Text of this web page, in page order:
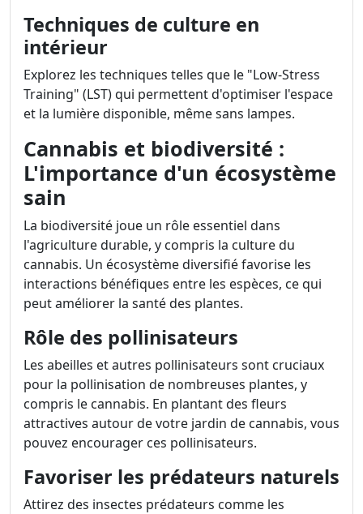
Techniques de culture en
intérieur
Explorez les techniques telles que le "Low-Stress
Training" (LST) qui permettent d'optimiser l'espace
et la lumière disponible, même sans lampes.
Cannabis et biodiversité :
L'importance d'un écosystème
sain
La biodiversité joue un rôle essentiel dans
l'agriculture durable, y compris la culture du
cannabis. Un écosystème diversifié favorise les
interactions bénéfiques entre les espèces, ce qui
peut améliorer la santé des plantes.
Rôle des pollinisateurs
Les abeilles et autres pollinisateurs sont cruciaux
pour la pollinisation de nombreuses plantes, y
compris le cannabis. En plantant des fleurs
attractives autour de votre jardin de cannabis, vous
pouvez encourager ces pollinisateurs.
Favoriser les prédateurs naturels
Attirez des insectes prédateurs comme les